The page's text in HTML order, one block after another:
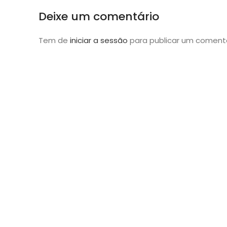
Deixe um comentário
Tem de iniciar a sessão para publicar um